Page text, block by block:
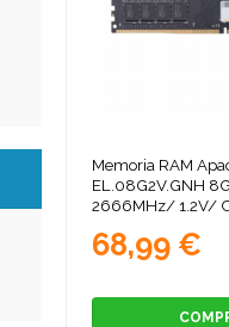
Memoria RAM
EL.08G2V.GNH
2666MHz/ 1.2V/
68,99 €